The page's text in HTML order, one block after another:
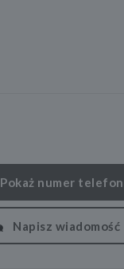
Pokaż numer
Napisz wiadomość